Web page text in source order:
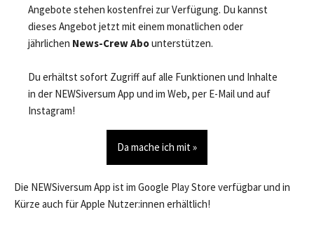
Angebote stehen kostenfrei zur Verfügung. Du kannst
dieses Angebot jetzt mit einem monatlichen oder
jährlichen News-Crew Abounterstützen.
Du erhältst sofort Zugriff auf alle Funktionen und Inhalte
in der NEWSiversum App und im Web, per E-Mail und auf
Instagram!
Da mache ich mit »
Die NEWSiversum App ist im Google Play Store verfügbar und in
Kürze auch für Apple Nutzer:innen erhältlich!